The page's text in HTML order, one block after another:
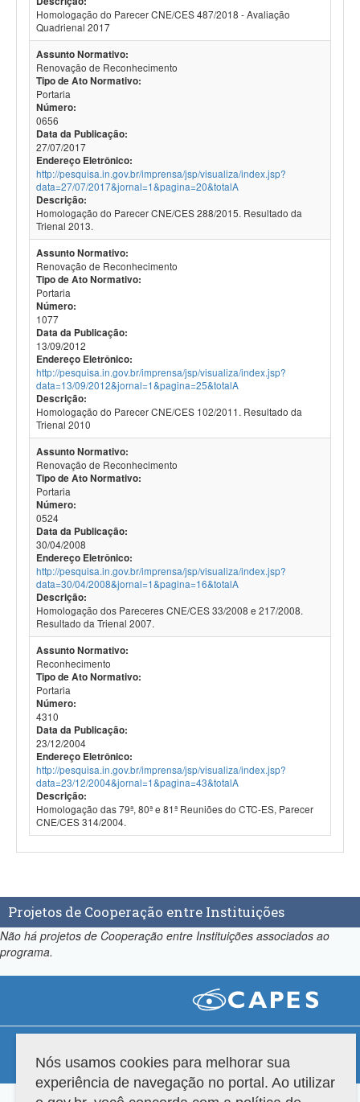
Homologação do Parecer CNE/CES 487/2018 - Avaliação
Quadrienal 2017
Assunto Normativo:
Renovação de Reconhecimento
Tipo de Ato Normativo:
Portaria
Número:
0656
Data da Publicação:
27/07/2017
Endereço Eletrônico:
http://pesquisa.in.gov.br/imprensa/jsp/visualiza/index.jsp?
data=27/07/2017&jornal=1&pagina=20&totalA
Descrição:
Homologação do Parecer CNE/CES 288/2015. Resultado da
Trienal 2013.
Assunto Normativo:
Renovação de Reconhecimento
Tipo de Ato Normativo:
Portaria
Número:
1077
Data da Publicação:
13/09/2012
Endereço Eletrônico:
http://pesquisa.in.gov.br/imprensa/jsp/visualiza/index.jsp?
data=13/09/2012&jornal=1&pagina=25&totalA
Descrição:
Homologação do Parecer CNE/CES 102/2011. Resultado da
Trienal 2010
Assunto Normativo:
Renovação de Reconhecimento
Tipo de Ato Normativo:
Portaria
Número:
0524
Data da Publicação:
30/04/2008
Endereço Eletrônico:
http://pesquisa.in.gov.br/imprensa/jsp/visualiza/index.jsp?
data=30/04/2008&jornal=1&pagina=16&totalA
Descrição:
Homologação dos Pareceres CNE/CES 33/2008 e 217/2008.
Resultado da Trienal 2007.
Assunto Normativo:
Reconhecimento
Tipo de Ato Normativo:
Portaria
Número:
4310
Data da Publicação:
23/12/2004
Endereço Eletrônico:
http://pesquisa.in.gov.br/imprensa/jsp/visualiza/index.jsp?
data=23/12/2004&jornal=1&pagina=43&totalA
Descrição:
Homologação das 79ª, 80ª e 81ª Reuniões do CTC-ES, Parecer
CNE/CES 314/2004.
Projetos de Cooperação entre Instituições
Não há projetos de Cooperação entre Instituições associados ao
programa.
Versão do sistema: 3.88.9 Copyright 2022 Capes. Todos os direitos reservados.
Nós usamos cookies para melhorar sua
experiência de navegação no portal. Ao utilizar